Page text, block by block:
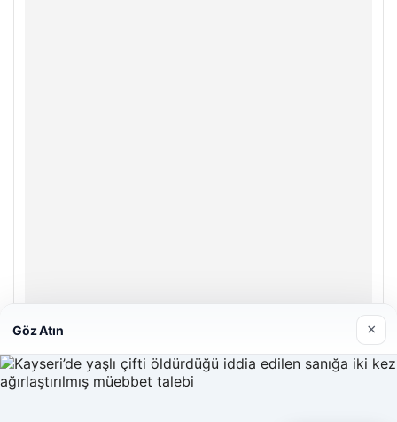
Enes Kaplan Avukatlık Bürosu
28/04/2026
Göz Atın ×